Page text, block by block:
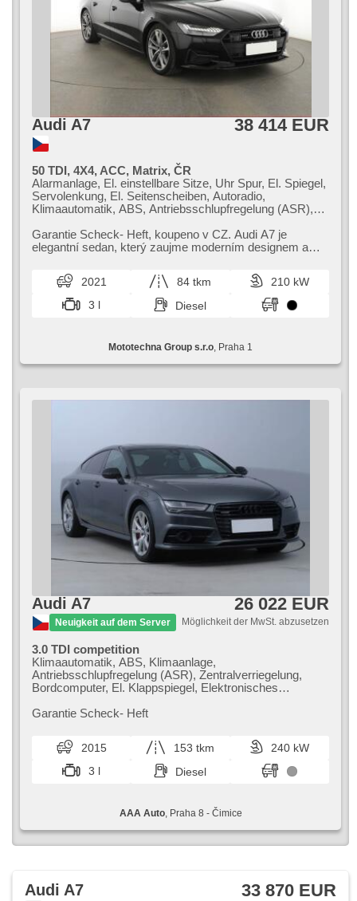
Zentralverriegelung, Zentralverriegelung mit
Funkfernbedienung, Wegfahrsperre, GPS Sicherung,
Servolenkung, Start-Stop System, elektronická ruční brzda,
Scheibenwischersensor, Lichtsensor, Außenthermometer,
ambientní osvětlení interiéru, zadní loketní opěrka,
dojezdové rezervní kolo, volba jízdního režimu, erfüllt
'EURO VI'
Audi A7 38 414 EUR
50 TDI, 4X4, ACC, Matrix, ČR
Alarmanlage, El. einstellbare Sitze, Uhr Spur, El. Spiegel,
Servolenkung, El. Seitenscheiben, Autoradio,
Klimaautomatik, ABS, Antriebsschlupfregelung (ASR),
Elektronisches Stabilitätsprogramm (ESP),
Nebelscheinwerfer, beheizte Sitze, Ledersitze,
Reifendrucksensor, Automatikgetriebe, Antrieb 4x4
Garantie Scheck​- Heft,​ koupeno v CZ. Audi A7 je
elegantní sedan,​ který zaujme moderním designem a
2021 84 tkm
210 kW
3 l
Diesel
Mototechna Group s.r.o , Praha 1
Audi A7
Neuigkeit auf dem Server
26 022 EUR
Möglichkeit der MwSt. abzusetzen
3.0 TDI competition
Klimaautomatik, ABS, Klimaanlage,
Antriebsschlupfregelung (ASR), Zentralverriegelung,
Bordcomputer, El. Klappspiegel, Elektronisches
Scheibenwischersensor, starten per Taste, Sportsitze,
Sitze, Uhr Spur, Servolenkung, El. Seitenscheiben,
Dachscheibe, Autoradio, Automatikgetriebe, Antrieb 4x4
Garantie Scheck​- Heft
2015 153 tkm
240 kW
3 l
Diesel
AAA Auto, Praha 8 - Čimice
Audi A7 33 870 EUR